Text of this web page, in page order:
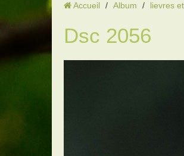
Accueil / Album / lievres
Dsc 2056